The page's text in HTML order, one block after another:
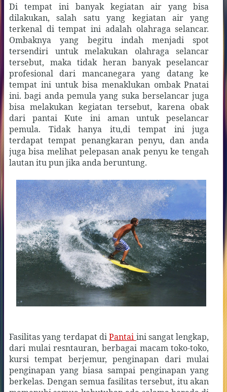
Di tempat ini banyak kegiatan air yang bisa
dilakukan, salah satu yang kegiatan air yang
terkenal di tempat ini adalah olahraga selancar.
Ombaknya yang begitu indah menjadi spot
tersendiri untuk melakukan olahraga selancar
tersebut, maka tidak heran banyak peselancar
profesional dari mancanegara yang datang ke
tempat ini untuk bisa menaklukan ombak Pnatai
ini. bagi anda pemula yang suka berselancar juga
bisa melakukan kegiatan tersebut, karena obak
dari pantai Kute ini aman untuk peselancar
pemula. Tidak hanya itu,di tempat ini juga
terdapat tempat penangkaran penyu, dan anda
juga bisa melihat pelepasan anak penyu ke tengah
lautan itu pun jika anda beruntung.
Fasilitas yang terdapat diPantai ini sangat lengkap,
dari mulai resntauran, berbagai macam toko-toko,
kursi tempat berjemur, penginapan dari mulai
penginapan yang biasa sampai penginapan yang
berkelas. Dengan semua fasilitas tersebut, itu akan